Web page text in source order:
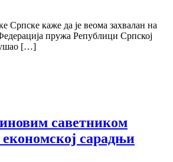
Српске каже да је веома захвалан на
пружа Републици Српској
[…]
саветником
сарадњи